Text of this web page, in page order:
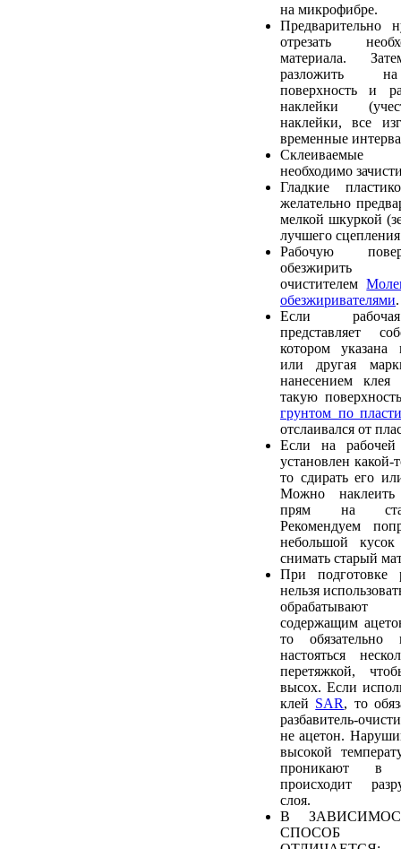
на микрофибре.
Предварительно
отрезать
материала.
разложить
поверхность и
наклейки
наклейки, все
временные
необходимо
Гладкие
желательно
мелкой шкуркой
лучшего
Рабочую
обезжирить
очистителем
обезжиривателями.
Если
представляет
котором указана
или другая
нанесением клея
такую
грунтом по
отслаивался от
Если на рабочей
установлен какой-
то сдирать его
Можно
прям на
Рекомендуем
небольшой
снимать старый
При подготовке
нельзя
обрабатывают
содержащим
то
настояться
перетяжкой,
высох. Если
клей SAR, то
разбавитель-
не ацетон.
высокой
проникают в
происходит
слоя.
В
СПОСОБ